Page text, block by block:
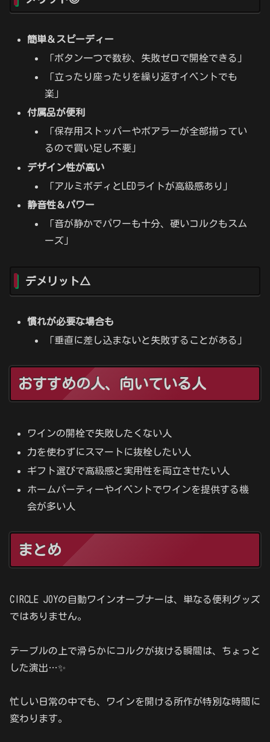
簡単＆スピーディー
「ボタン一つで数秒、失敗ゼロで開栓できる」
「立ったり座ったりを繰り返すイベントでも
楽」
付属品が便利
「保存用ストッパーやポアラーが全部揃ってい
るので買い足し不要」
デザイン性が高い
「アルミボディとLEDライトが高級感あり」
静音性＆パワー
「音が静かでパワーも十分、硬いコルクもスム
ーズ」
デメリット△
慣れが必要な場合も
「垂直に差し込まないと失敗することがある」
おすすめの人、向いている人
ワインの開栓で失敗したくない人
力を使わずにスマートに抜栓したい人
ギフト選びで高級感と実用性を両立させたい人
ホームパーティーやイベントでワインを提供する機
会が多い人
まとめ
CIRCLE JOYの自動ワインオープナーは、単なる便利グッズ
ではありません。
テーブルの上で滑らかにコルクが抜ける瞬間は、ちょっと
した演出…✨
忙しい日常の中でも、ワインを開ける所作が特別な時間に
変わります。